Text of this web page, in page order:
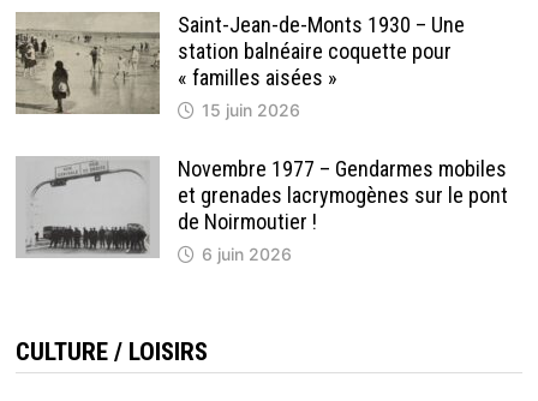
Saint-Jean-de-Monts 1930 – Une
station balnéaire coquette pour
« familles aisées »
15 juin 2026
Novembre 1977 – Gendarmes mobiles
et grenades lacrymogènes sur le pont
de Noirmoutier !
6 juin 2026
CULTURE / LOISIRS